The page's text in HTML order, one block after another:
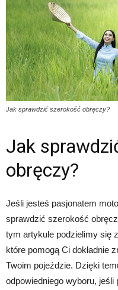
Jak sprawdzić szerokość obręczy?
Jak
obręczy?
Jeśli jesteś pasjonatem
sprawdzić szerokość
tym artykule podzielimy się
które pomogą Ci dokładnie
Twoim pojeździe. Dzięki
odpowiedniego wyboru,